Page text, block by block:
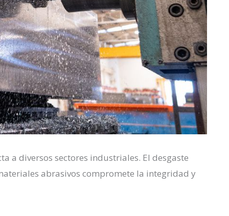
a diversos sectores industriales. El desgaste
abrasivos compromete la integridad y